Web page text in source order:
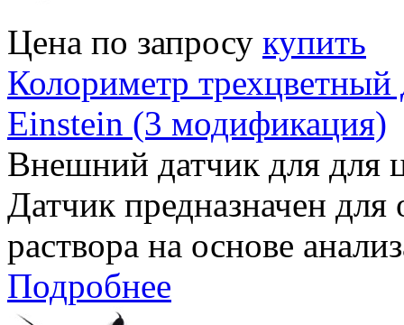
Цена по запросу купить
Колориметр
Einstein (3 модификация)
Внешний датчик для для
Датчик предназначен
раствора на основе
Подробнее